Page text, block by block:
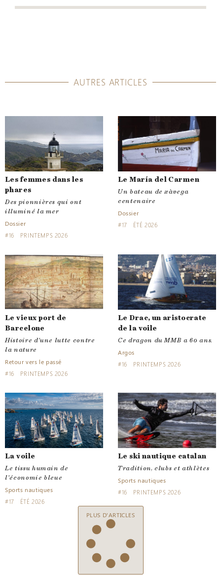
AUTRES ARTICLES
Les femmes dans les
phares
Des pionnières qui ont
illuminé la mer
Dossier
#16
PRINTEMPS 2026
Le María del Carmen
Un bateau de xàvega
centenaire
Dossier
#17
ÉTÉ 2026
Le vieux port de
Barcelone
Histoire d'une lutte contre
la nature
Retour vers le passé
#16
PRINTEMPS 2026
Le Drac, un aristocrate
de la voile
Ce dragon du MMB a 60 ans.
Argos
#16
PRINTEMPS 2026
La voile
Le tissu humain de
l'économie bleue
Sports nautiques
#17
ÉTÉ 2026
Le ski nautique catalan
Tradition, clubs et athlètes
Sports nautiques
#16
PRINTEMPS 2026
PLUS D'ARTICLES